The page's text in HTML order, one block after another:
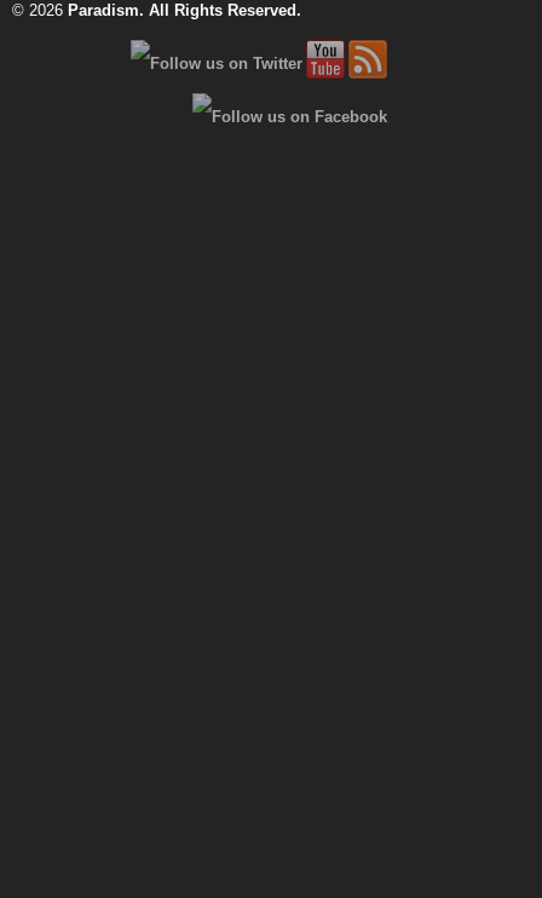
© 2026 Paradism. All Rights Reserved.